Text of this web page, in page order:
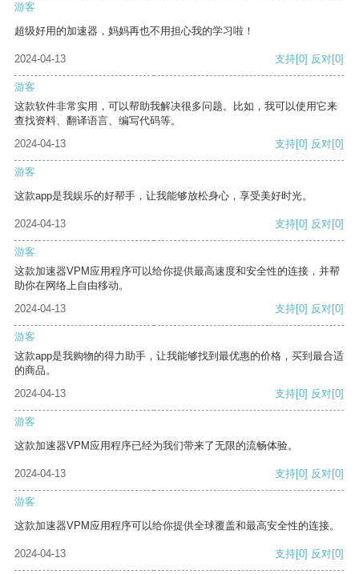
游客
超级好用的加速器，妈妈再也不用担心我的学习啦！
2024-04-13 支持[0] 反对[0]
游客
这款软件非常实用，可以帮助我解决很多问题。比如，我可以使用它来
查找资料、翻译语言、编写代码等。
2024-04-13
支持[0] 反对[0]
游客
这款app是我娱乐的好帮手，让我能够放松身心，享受美好时光。
2024-04-13 支持[0] 反对[0]
游客
这款加速器VPM应用程序可以给你提供最高速度和安全性的连接，并帮
助你在网络上自由移动。
2024-04-13
支持[0] 反对[0]
游客
这款app是我购物的得力助手，让我能够找到最优惠的价格，买到最合适
的商品。
2024-04-13
支持[0] 反对[0]
游客
这款加速器VPM应用程序已经为我们带来了无限的流畅体验。
2024-04-13 支持[0] 反对[0]
游客
这款加速器VPM应用程序可以给你提供全球覆盖和最高安全性的连接。
2024-04-13 支持[0] 反对[0]